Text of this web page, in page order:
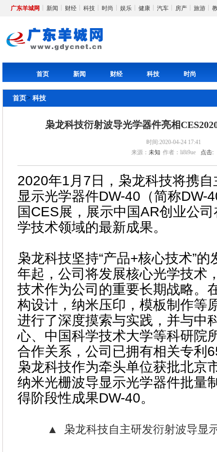
广东羊城网 新闻 财经 科技 时尚 娱乐 健康 汽车 房产 旅游
首页 新闻 财经 科技 时尚
首页> 科技
枭龙科技衍射波导光学器件亮相
时间:2020-04-24 17:41
来源： 未知 作者：li8i9ue 点击:
2020年1月7日，枭龙科技将携
显示光学器件DW-40（简称DW-
国CES展，展示中国AR创业公
学技术领域的最新成果。
枭龙科技坚持“产品+核心技术”
年起，公司将发展核心光学技术
技术作为公司的重要长期战略。
构设计，纳米压印，模板制作等
进行了深度摸索与实践，并与中
心、中国科学技术大学等科研院
合作关系，公司已拥有相关专利
枭龙科技作为牵头单位获批北
纳米光栅波导显示光学器件批量
得阶段性成果DW-40。
▲ 枭龙科技自主研发衍射波导显